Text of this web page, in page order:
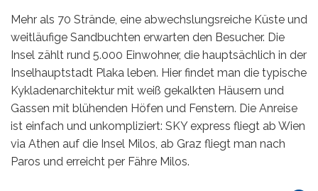
Mehr als 70 Strände, eine abwechslungsreiche Küste und
weitläufige Sandbuchten erwarten den Besucher. Die
Insel zählt rund 5.000 Einwohner, die hauptsächlich in der
Inselhauptstadt Plaka leben. Hier findet man die typische
Kykladenarchitektur mit weiß gekalkten Häusern und
Gassen mit blühenden Höfen und Fenstern. Die Anreise
ist einfach und unkompliziert: SKY express fliegt ab Wien
via Athen auf die Insel Milos, ab Graz fliegt man nach
Paros und erreicht per Fähre Milos.